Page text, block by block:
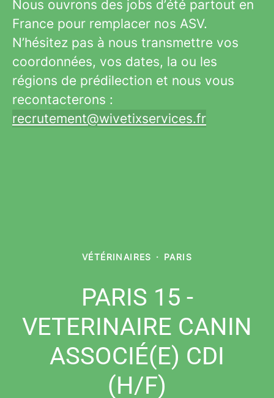
Nous ouvrons des jobs d’été partout en
France pour remplacer nos ASV.
N’hésitez pas à nous transmettre vos
coordonnées, vos dates, la ou les
régions de prédilection et nous vous
recontacterons :
recrutement@wivetixservices.fr
VÉTÉRINAIRES · PARIS
PARIS 15 -
VETERINAIRE CANIN
ASSOCIÉ(E) CDI
(H/F)